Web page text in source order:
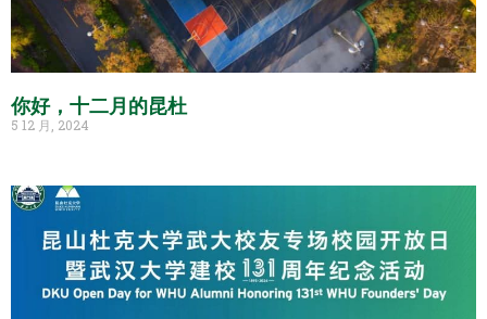
你好，十二月的昆杜
5 12 月, 2024